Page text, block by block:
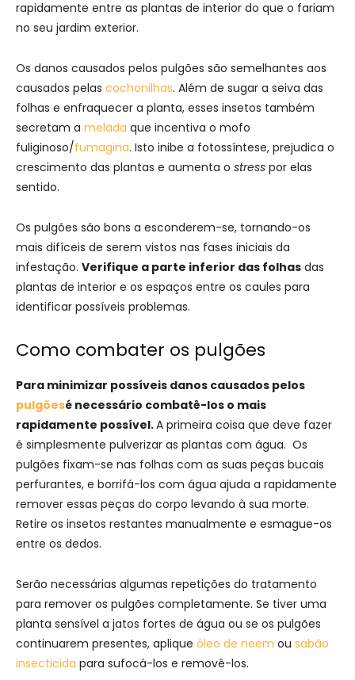
rapidamente entre as plantas de interior do que o fariam
no seu jardim exterior.
Os danos causados pelos pulgões são semelhantes aos
causados pelas cochonilhas. Além de sugar a seiva das
folhas e enfraquecer a planta, esses insetos também
secretam a melada que incentiva o mofo
fuliginoso/fumagina. Isto inibe a fotossíntese, prejudica o
crescimento das plantas e aumenta o stress por elas
sentido.
Os pulgões são bons a esconderem-se, tornando-os
mais difíceis de serem vistos nas fases iniciais da
infestação. Verifique a parte inferior das folhas das
plantas de interior e os espaços entre os caules para
identificar possíveis problemas.
Como combater os pulgões
Para minimizar possíveis danos causados pelos
pulgõesé necessário combatê-los o mais
rapidamente possível.A primeira coisa que deve fazer
é simplesmente pulverizar as plantas com água. Os
pulgões fixam-se nas folhas com as suas peças bucais
perfurantes, e borrifá-los com água ajuda a rapidamente
remover essas peças do corpo levando à sua morte.
Retire os insetos restantes manualmente e esmague-os
entre os dedos.
Serão necessárias algumas repetições do tratamento
para remover os pulgões completamente. Se tiver uma
planta sensível a jatos fortes de água ou se os pulgões
continuarem presentes, aplique óleo de neem ou sabão
insecticida para sufocá-los e removê-los.